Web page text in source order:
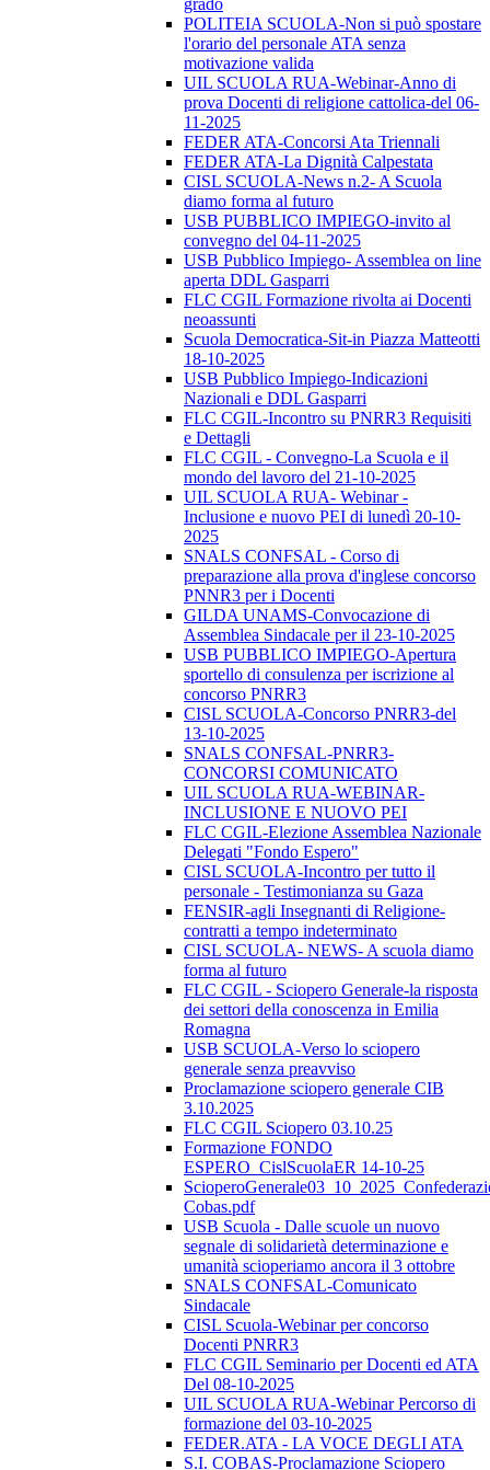
grado
POLITEIA SCUOLA-Non si può spostare
l'orario del personale ATA senza
motivazione valida
UIL SCUOLA RUA-Webinar-Anno di
prova Docenti di religione cattolica-del 06-
11-2025
FEDER ATA-Concorsi Ata Triennali
FEDER ATA-La Dignità Calpestata
CISL SCUOLA-News n.2- A Scuola
diamo forma al futuro
USB PUBBLICO IMPIEGO-invito al
convegno del 04-11-2025
USB Pubblico Impiego- Assemblea on line
aperta DDL Gasparri
FLC CGIL Formazione rivolta ai Docenti
neoassunti
Scuola Democratica-Sit-in Piazza Matteotti
18-10-2025
USB Pubblico Impiego-Indicazioni
Nazionali e DDL Gasparri
FLC CGIL-Incontro su PNRR3 Requisiti
e Dettagli
FLC CGIL - Convegno-La Scuola e il
mondo del lavoro del 21-10-2025
UIL SCUOLA RUA- Webinar -
Inclusione e nuovo PEI di lunedì 20-10-
2025
SNALS CONFSAL - Corso di
preparazione alla prova d'inglese concorso
PNNR3 per i Docenti
GILDA UNAMS-Convocazione di
Assemblea Sindacale per il 23-10-2025
USB PUBBLICO IMPIEGO-Apertura
sportello di consulenza per iscrizione al
concorso PNRR3
CISL SCUOLA-Concorso PNRR3-del
13-10-2025
SNALS CONFSAL-PNRR3-
CONCORSI COMUNICATO
UIL SCUOLA RUA-WEBINAR-
INCLUSIONE E NUOVO PEI
FLC CGIL-Elezione Assemblea Nazionale
Delegati "Fondo Espero"
CISL SCUOLA-Incontro per tutto il
personale - Testimonianza su Gaza
FENSIR-agli Insegnanti di Religione-
contratti a tempo indeterminato
CISL SCUOLA- NEWS- A scuola diamo
forma al futuro
FLC CGIL - Sciopero Generale-la risposta
dei settori della conoscenza in Emilia
Romagna
USB SCUOLA-Verso lo sciopero
generale senza preavviso
Proclamazione sciopero generale CIB
3.10.2025
FLC CGIL Sciopero 03.10.25
Formazione FONDO
ESPERO_CislScuolaER 14-10-25
Cobas.pdf
USB Scuola - Dalle scuole un nuovo
segnale di solidarietà determinazione e
umanità scioperiamo ancora il 3 ottobre
SNALS CONFSAL-Comunicato
Sindacale
CISL Scuola-Webinar per concorso
Docenti PNRR3
FLC CGIL Seminario per Docenti ed ATA
Del 08-10-2025
UIL SCUOLA RUA-Webinar Percorso di
formazione del 03-10-2025
FEDER.ATA - LA VOCE DEGLI ATA
S.I. COBAS-Proclamazione Sciopero